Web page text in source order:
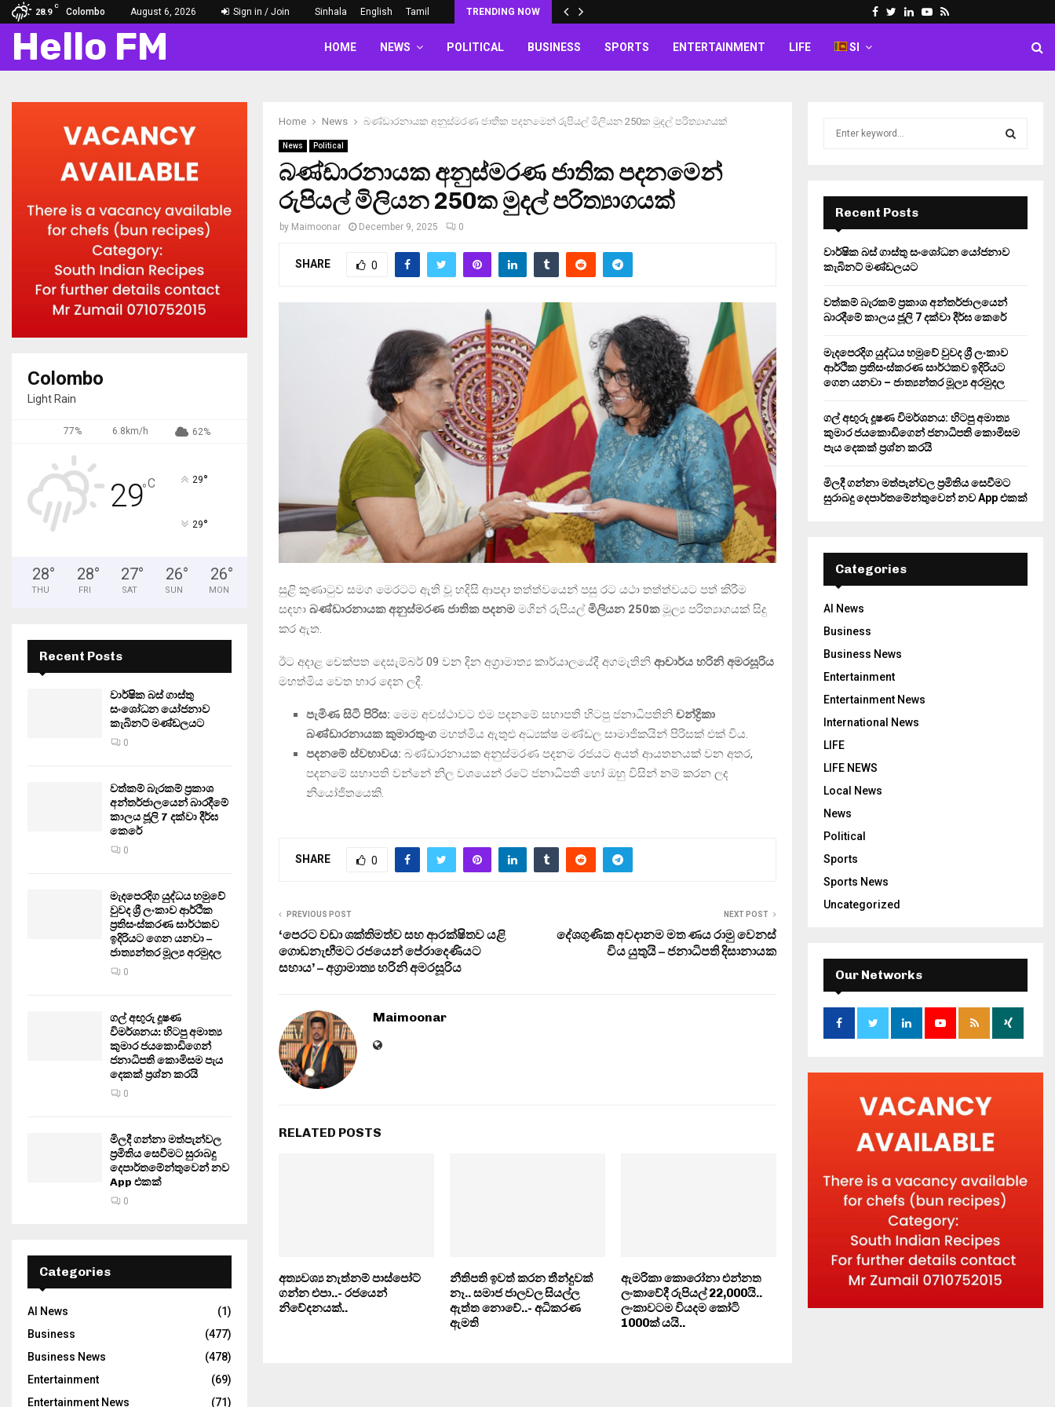
28.9
C
Colombo August 6, 2026 Sign in / Join Sinhala English Tamil TRENDING NOW Facebook
Twitter
LinkedinYoutube
Rss
Hello FM HOME NEWS POLITICAL BUSINESS SPORTS ENTERTAINMENT LIFE SI
Home News බණ්ඩාරනායක අනුස්මරණ ජාතික පදනමෙන් රුපියල් මිලියන 250ක මුදල් පරිත්‍යාගයක්
News Political
බණ්ඩාරනායක අනුස්මරණ ජාතික පදනමෙන්
රුපියල් මිලියන 250ක මුදල් පරිත්‍යාගයක්
by Maimoonar December 9, 2025 0
SHARE 0
සුළි කුණාටුව සමග මෙරටට ඇති වූ හදිසි ආපදා තත්ත්වයෙන් පසු රට යථා තත්ත්වයට පත් කිරීම
සඳහා බණ්ඩාරනායක අනුස්මරණ ජාතික පදනම මගින් රුපියල්මිලියන 250කමූල්‍ය පරිත්‍යාගයක් සිදු
කර ඇත.
ඊට අදාළ චෙක්පත දෙසැම්බර් 09 වන දින අග්‍රාමාත්‍ය කාර්යාලයේදී අගමැතිනි ආචාර්ය හරිනි අමරසූරිය
මහත්මිය වෙත භාර දෙන ලදී.
පැමිණ සිටි පිරිස: මෙම අවස්ථාවට එම පදනමේ සභාපති හිටපු ජනාධිපතිනි චන්ද්‍රිකා
බණ්ඩාරනායක කුමාරතුංග මහත්මිය ඇතුළු අධ්‍යක්ෂ මණ්ඩල සාමාජිකයින් පිරිසක් එක් විය.
පදනමේ ස්වභාවය: බණ්ඩාරනායක අනුස්මරණ පදනම රජයට අයත් ආයතනයක් වන අතර,
පදනමේ සභාපති වන්නේ නිල වශයෙන් රටේ ජනාධිපති හෝ ඔහු විසින් නම් කරන ලද
නියෝජිතයෙකි.
SHARE 0
PREVIOUS POST
‘පෙරට වඩා ශක්තිමත්ව සහ ආරක්ෂිතව යළි
ගොඩනැඟීමට රජයෙන් පේරාදෙණියට
සහාය’ – අග්‍රාමාත්‍ය හරිනි අමරසූරිය
NEXT POST
දේශගුණික අවදානම මත ණය රාමු වෙනස්
විය යුතුයි – ජනාධිපති දිසානායක
Maimoonar
RELATED POSTS
අත්‍යවශ්‍ය නැත්නම් පාස්පෝට්
ගන්න එපා..- රජයෙන්
නිවේදනයක්..
නීතිපති ඉවත් කරන තීන්දුවක්
නෑ.. සමාජ ජාලවල සියල්ල
ඇත්ත නොවේ..- අධිකරණ
ඇමති
ඇමරිකා කොරෝනා එන්නත
ලංකාවේදී රුපියල් 22,000යි..
ලංකාවටම වියදම කෝටි
1000ක් යයි..
Colombo
Light Rain
77% 6.8km/h 62%
29°C 29°
29°
28°
THU
28°
FRI
27°
SAT
26°
SUN
26°
MON
Recent Posts
වාර්ෂික බස් ගාස්තු
සංශෝධන යෝජනාව
කැබිනට් මණ්ඩලයට
0
වත්කම් බැරකම් ප්‍රකාශ
අන්තර්ජාලයෙන් බාරදීමේ
කාලය ජූලි 7 දක්වා දීර්ඝ
කෙරේ
0
මැදපෙරදිග යුද්ධය හමුවේ
වුවද ශ්‍රී ලංකාව ආර්ථික
ප්‍රතිසංස්කරණ සාර්ථකව
ඉදිරියට ගෙන යනවා –
ජාත්‍යන්තර මූල්‍ය අරමුදල
0
ගල් අඟුරු දූෂණ
විමර්ශනය: හිටපු අමාත්‍ය
කුමාර ජයකොඩිගෙන්
ජනාධිපති කොමිසම පැය
දෙකක් ප්‍රශ්න කරයි
0
මිලදී ගන්නා මත්පැන්වල
ප්‍රමිතිය සෙවීමට සුරාබදු
දෙපාර්තමේන්තුවෙන් නව
App එකක්
0
Categories
AI News
(1)
Business
(477)
Business News
(478)
Entertainment
(69)
Entertainment News
(71)
r
:
E
A
R
H
Recent Posts
වාර්ෂික බස් ගාස්තු සංශෝධන යෝජනාව
කැබිනට් මණ්ඩලයට
වත්කම් බැරකම් ප්‍රකාශ අන්තර්ජාලයෙන්
බාරදීමේ කාලය ජූලි 7 දක්වා දීර්ඝ කෙරේ
මැදපෙරදිග යුද්ධය හමුවේ වුවද ශ්‍රී ලංකාව
ආර්ථික ප්‍රතිසංස්කරණ සාර්ථකව ඉදිරියට
ගෙන යනවා – ජාත්‍යන්තර මූල්‍ය අරමුදල
ගල් අඟුරු දූෂණ විමර්ශනය: හිටපු අමාත්‍ය
කුමාර ජයකොඩිගෙන් ජනාධිපති කොමිසම
පැය දෙකක් ප්‍රශ්න කරයි
මිලදී ගන්නා මත්පැන්වල ප්‍රමිතිය සෙවීමට
සුරාබදු දෙපාර්තමේන්තුවෙන් නව App එකක්
Categories
AI News
Business
Business News
Entertainment
Entertainment News
International News
LIFE
LIFE NEWS
Local News
News
Political
Sports
Sports News
Uncategorized
Our Networks